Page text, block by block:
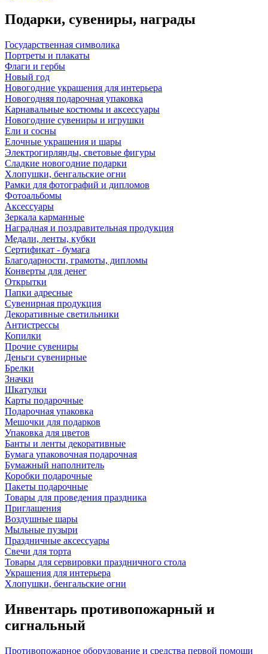
Подарки, сувениры, награды
Государственная символика
Портреты и плакаты
Флаги и гербы
Новый год
Новогодние украшения для интерьера
Новогодняя подарочная упаковка
Карнавальные костюмы и аксессуары
Новогодние сувениры и игрушки
Ели и сосны
Елочные украшения и шары
Электрогирлянды, световые фигуры
Сладкие новогодние подарки
Хлопушки, бенгальские огни
Рамки для фотографий и дипломов
Фотоальбомы
Аксессуары
Зеркала карманные
Наградная и поздравительная продукция
Медали, ленты, кубки
Сертификат - бумага
Благодарности, грамоты, дипломы
Конверты для денег
Открытки
Папки адресные
Сувенирная продукция
Декоративные светильники
Антистрессы
Копилки
Прочие сувениры
Деньги сувенирные
Брелки
Значки
Шкатулки
Карты подарочные
Подарочная упаковка
Мешочки для подарков
Упаковка для цветов
Банты и ленты декоративные
Бумага упаковочная подарочная
Бумажный наполнитель
Коробки подарочные
Пакеты подарочные
Товары для проведения праздника
Приглашения
Воздушные шары
Мыльные пузыри
Праздничные аксессуары
Свечи для торта
Товары для сервировки праздничного стола
Украшения для интерьера
Хлопушки, бенгальские огни
Инвентарь противопожарный и
сигнальный
Противопожарное оборудование и средства первой помощи